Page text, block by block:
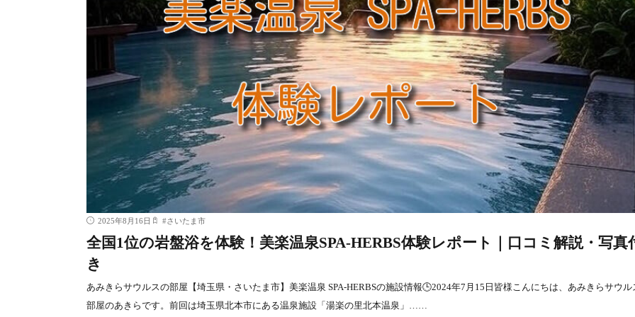
2025年8月16日 #さいたま市
全国1位の岩盤浴を体験！美楽温泉SPA-HERBS体験レポート｜口コミ解説・写真
き
あみきらサウルスの部屋【埼玉県・さいたま市】美楽温泉 SPA-HERBSの施設情報🕒️2024年7月15日皆様こんにちは、あみきらサウル
部屋のあきらです。前回は埼玉県北本市にある温泉施設「湯楽の里北本温泉」……